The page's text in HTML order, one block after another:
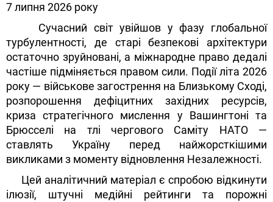
7 липня 2026 року
Сучасний світ увійшов у фазу глобальної
турбулентності, де старі безпекові архітектури
остаточно зруйновані, а міжнародне право дедалі
частіше підміняється правом сили. Події літа 2026
року — військове загострення на Близькому Сході,
розпорошення дефіцитних західних ресурсів,
криза стратегічного мислення у Вашингтоні та
Брюсселі на тлі чергового Саміту НАТО —
ставлять Україну перед найжорсткішими
викликами з моменту відновлення Незалежності.
Цей аналітичний матеріал є спробою відкинути
ілюзії, штучні медійні рейтинги та порожні